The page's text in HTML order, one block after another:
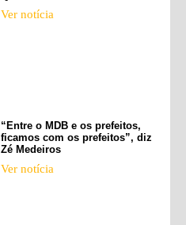
Ver notícia
“Entre o MDB e os prefeitos,
ficamos com os prefeitos”, diz
Zé Medeiros
Ver notícia